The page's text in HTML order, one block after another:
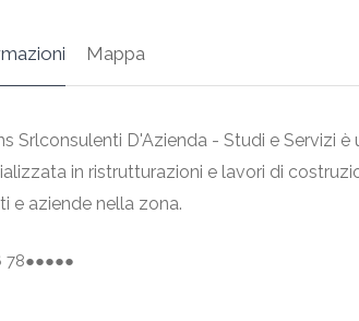
Mappa
Srlconsulenti D'Azienda - Studi e Servizi
in ristrutturazioni e lavori di
e aziende nella zona.
78●●●●●